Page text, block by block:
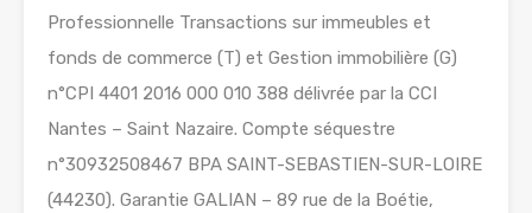
Professionnelle Transactions sur immeubles et
fonds de commerce (T) et Gestion immobilière (G)
n°CPI 4401 2016 000 010 388 délivrée par la CCI
Nantes – Saint Nazaire. Compte séquestre
n°30932508467 BPA SAINT-SEBASTIEN-SUR-LOIRE
(44230). Garantie GALIAN – 89 rue de la Boétie,